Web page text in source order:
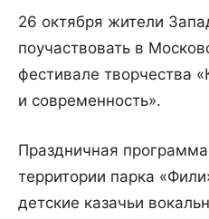
26 октября жители
поучаствовать в
фестивале творчества
и современность».
Праздничная
территории парка
детские казачьи